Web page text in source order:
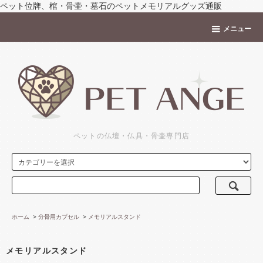
ペット位牌、棺・骨壷・墓石のペットメモリアルグッズ通販
メニュー
ペットの仏壇・仏具・骨壷専門店
ホーム > 分骨用カプセル > メモリアルスタンド
メモリアルスタンド